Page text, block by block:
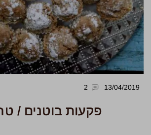
13/04/2019
2
פקעות בוטנים /